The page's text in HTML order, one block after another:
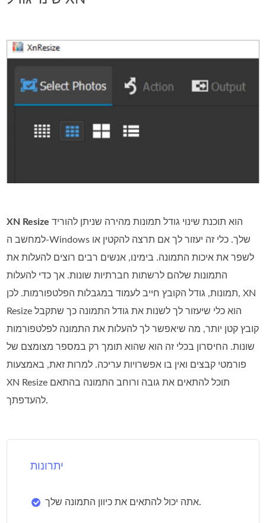
XN Resize הוא תוכנת שינוי גודל תמונות מהירה שניתן להוריד
למחשב ה‑Windows שלך. כלי זה יעזור לך אם תרצה להקטין או
לשפר את איכות התמונה. בימינו, אנשים רבים רוצים להעלות את
התמונות שלהם לרשתות חברתיות שונות. אך כדי להעלות
תמונות, גודל הקובץ חייב לעמוד במגבלות הפלטפורמות. לכן, XN
Resize הוא כלי שיעזור לך לשנות את גודל התמונה כך שתקבל
קובץ קטן יותר, מה שיאפשר לך להעלות את התמונה לפלטפורמות
שונות. החיסרון בכלי זה הוא שהוא תומך רק במספר מצומצם של
פורמטי קבצים ואין בו אפשרויות עריכה. למרות זאת, באמצעות
XN Resize תוכל להתאים את גובה ורוחב התמונה בהתאם
להעדפתך.
יתרונות
אתה יכול להתאים את כיוון התמונה שלך.